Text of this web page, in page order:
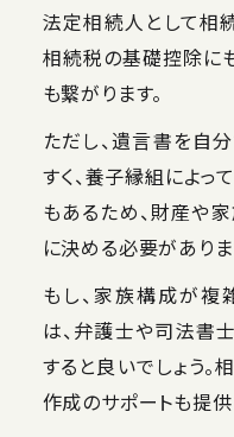
法定相続人として相
相続税の基礎控除に
も繋がります。
ただし、遺言書を自
すく、養子縁組によ
もあるため、財産や
に決める必要がありま
もし、家族構成が
は、弁護士や司法書
すると良いでしょう
作成のサポートも提供